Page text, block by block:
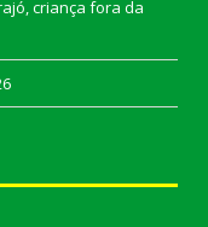
criança fora da